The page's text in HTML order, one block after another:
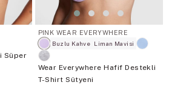
Süper
PINK WEAR EVERYWHERE
Buzlu Kahve Liman Mavisi
Wear Everywhere Hafif Destekli
T-Shirt Sütyeni